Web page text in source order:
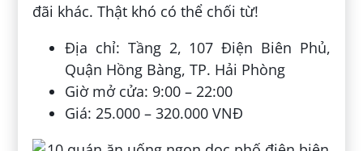
đãi khác. Thật khó có thể chối từ!
Địa chỉ: Tầng 2, 107 Điện Biên Phủ,
Quận Hồng Bàng, TP. Hải Phòng
Giờ mở cửa: 9:00 – 22:00
Giá: 25.000 – 320.000 VNĐ